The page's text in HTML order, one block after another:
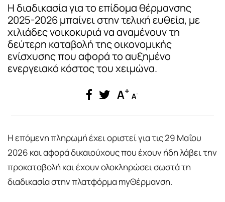
Η διαδικασία για το επίδομα θέρμανσης
2025-2026 μπαίνει στην τελική ευθεία, με
χιλιάδες νοικοκυριά να αναμένουν τη
δεύτερη καταβολή της οικονομικής
ενίσχυσης που αφορά το αυξημένο
ενεργειακό κόστος του χειμώνα.
A+ A-
Η επόμενη πληρωμή έχει οριστεί για τις 29 Μαΐου
2026 και αφορά δικαιούχους που έχουν ήδη λάβει την
προκαταβολή και έχουν ολοκληρώσει σωστά τη
διαδικασία στην πλατφόρμα myΘέρμανση.